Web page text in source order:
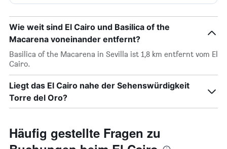
Wie weit sind El Cairo und Basilica of the
Macarena voneinander entfernt?
Basilica of the Macarena in Sevilla ist 1,8 km entfernt vom El
Cairo.
Liegt das El Cairo nahe der Sehenswürdigkeit
Torre del Oro?
Häufig gestellte Fragen zu